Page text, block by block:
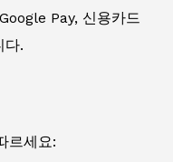
Pay, 신용카드
다.
르세요: